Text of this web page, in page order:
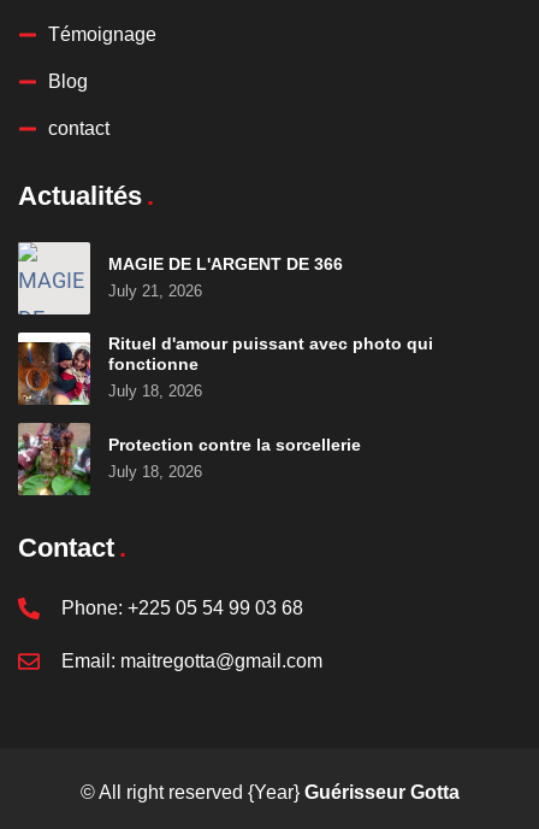
Témoignage
Blog
contact
Actualités
MAGIE DE L'ARGENT DE 366
July 21, 2026
Rituel d'amour puissant avec photo qui
fonctionne
July 18, 2026
Protection contre la sorcellerie
July 18, 2026
Contact
Phone: +225 05 54 99 03 68
Email: maitregotta@gmail.com
© All right reserved {Year} Guérisseur Gotta